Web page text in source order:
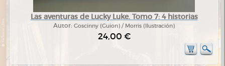
Las aventuras de Lucky Luke. Tomo 7: 4 historias
Autor: Goscinny (Guion) / Morris (Ilustración)
24,00 €